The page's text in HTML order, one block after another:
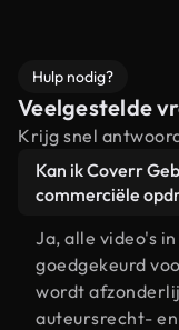
Hulp nodig?
Veelgestelde
Krijg snel
Kan ik Coverr
commerciële
Ja, alle video's
goedgekeurd
wordt
auteursrecht-